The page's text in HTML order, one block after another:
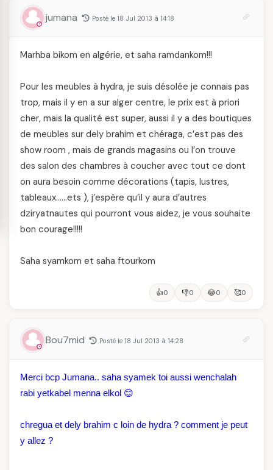
jumana Posté le 18 Jul 2013 à 14:18
Marhba bikom en algérie, et saha ramdankom!!!
Pour les meubles à hydra, je suis désolée je connais pas
trop, mais il y en a sur alger centre, le prix est à priori
cher, mais la qualité est super, aussi il y a des boutiques
de meubles sur dely brahim et chéraga, c’est pas des
show room , mais de grands magasins ou l’on trouve
des salon des chambres à coucher avec tout ce dont
on aura besoin comme décorations (tapis, lustres,
tableaux……ets ), j’espère qu’il y aura d’autres
dziryatnautes qui pourront vous aidez, je vous souhaite
bon courage!!!!!
Saha syamkom et saha ftourkom
👍0 👎0 😂0 🥰0
Bou7mid Posté le 18 Jul 2013 à 14:28
Merci bcp Jumana.. saha syamek toi aussi wenchalah
rabi yetkabel menna elkol 😊
chregua et dely brahim c loin de hydra ? comment je peut
y allez ?